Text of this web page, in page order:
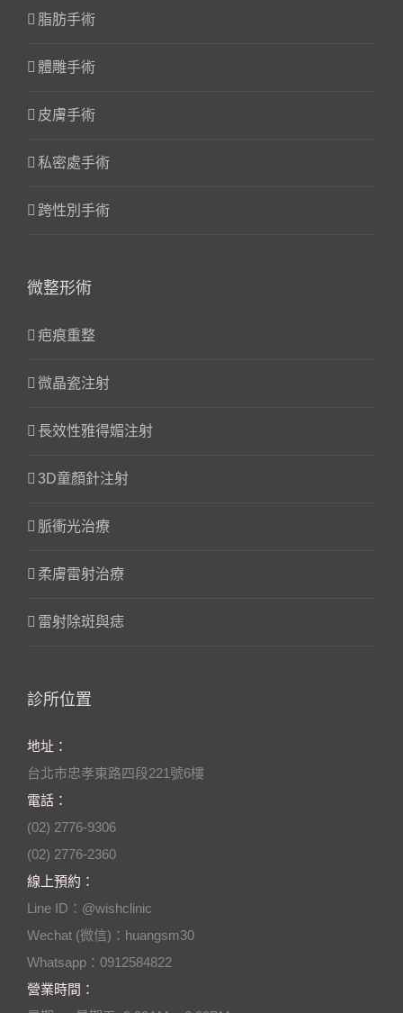
脂肪手術
體雕手術
皮膚手術
私密處手術
跨性別手術
微整形術
疤痕重整
微晶瓷注射
長效性雅得媚注射
3D童顏針注射
脈衝光治療
柔膚雷射治療
雷射除斑與痣
診所位置
地址：
台北市忠孝東路四段221號6樓
電話：
(02) 2776-9306
(02) 2776-2360
線上預約：
Line ID：@wishclinic
Wechat (微信)：huangsm30
Whatsapp：0912584822
營業時間：